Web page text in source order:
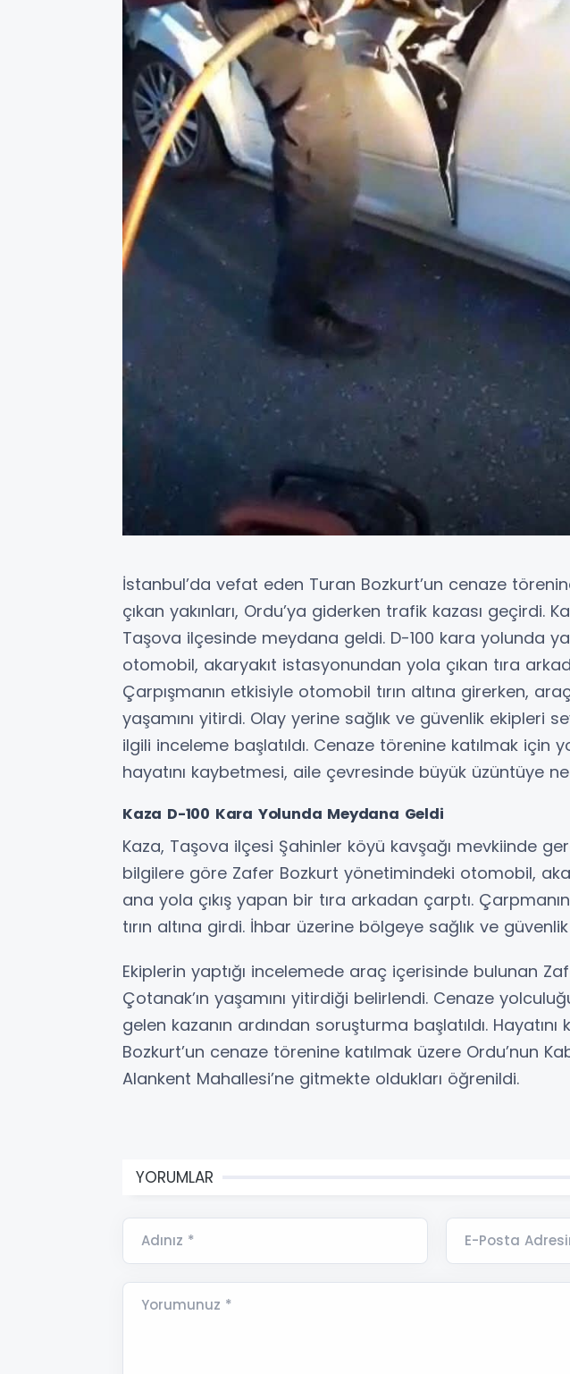
İstanbul’da vefat eden Turan Bozkurt’un cenaze
çıkan yakınları, Ordu’ya giderken trafik kazası geçirdi.
Taşova ilçesinde meydana geldi. D-100 kara yolunda
otomobil, akaryakıt istasyonundan yola çıkan tıra
Çarpışmanın etkisiyle otomobil tırın altına girerken,
yaşamını yitirdi. Olay yerine sağlık ve güvenlik ekipleri
ilgili inceleme başlatıldı. Cenaze törenine katılmak için
hayatını kaybetmesi, aile çevresinde büyük üzüntüye
Kaza D-100 Kara Yolunda Meydana Geldi
Kaza, Taşova ilçesi Şahinler köyü kavşağı mevkiinde
bilgilere göre Zafer Bozkurt yönetimindeki otomobil,
ana yola çıkış yapan bir tıra arkadan çarptı.
tırın altına girdi. İhbar üzerine bölgeye sağlık ve
Ekiplerin yaptığı incelemede araç içerisinde bulunan
Çotanak’ın yaşamını yitirdiği belirlendi. Cenaze
gelen kazanın ardından soruşturma başlatıldı.
Bozkurt’un cenaze törenine katılmak üzere Ordu’nun
Alankent Mahallesi’ne gitmekte oldukları öğrenildi.
YORUMLAR
Adınız * E-Posta
Yorumunuz *